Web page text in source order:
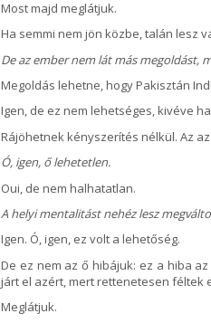
Most majd meglátjuk.
Ha semmi nem jön közbe, talán lesz
De az ember nem lát más megoldást,
Megoldás lehetne, hogy Pakisztán
Igen, de ez nem lehetséges, kivéve
Rájöhetnek kényszerítés nélkül. Az
Ó, igen, ő lehetetlen.
Oui, de nem halhatatlan.
A helyi mentalitást nehéz lesz
Igen. Ó, igen, ez volt a lehetőség.
De ez nem az ő hibájuk: ez a hiba
járt el azért, mert rettenetesen féltek
Meglátjuk.